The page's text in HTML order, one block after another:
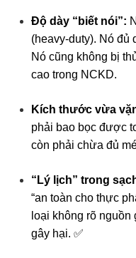
Độ dày “biết nói”:
(heavy-duty). Nó đủ
Nó cũng không bị
cao trong NCKD.
Kích thước vừa
phải bao bọc được
còn phải chừa đủ
“Lý lịch” trong
“an toàn cho thực
loại không rõ
gây hại. ✅